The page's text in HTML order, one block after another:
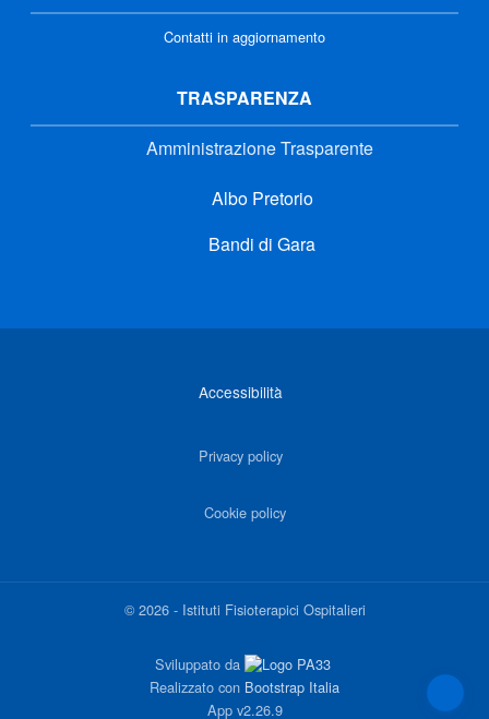
Contatti in aggiornamento
TRASPARENZA
Amministrazione Trasparente
Albo Pretorio
Bandi di Gara
Accessibilità
Privacy policy
Cookie policy
©2026- Istituti Fisioterapici Ospitalieri
Sviluppato da
Realizzato con Bootstrap Italia
App v2.26.9